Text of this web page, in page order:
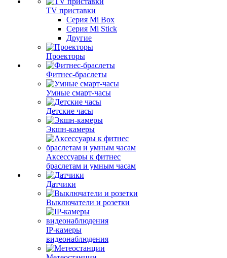
TV приставки
Серия Mi Box
Серия Mi Stick
Другие
Проекторы
Фитнес-браслеты
Умные смарт-часы
Детские часы
Экшн-камеры
Аксессуары к фитнес
браслетам и умным часам
Датчики
Выключатели и розетки
IP-камеры
видеонаблюдения